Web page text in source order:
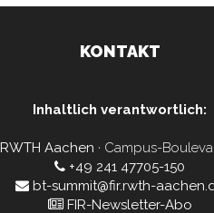
KONTAKT
Inhaltlich verantwortlich:
Aachen · Campus-
+49 241 47705-150
bt-summit@fir.rwth-
FIR-Newsletter-Abo